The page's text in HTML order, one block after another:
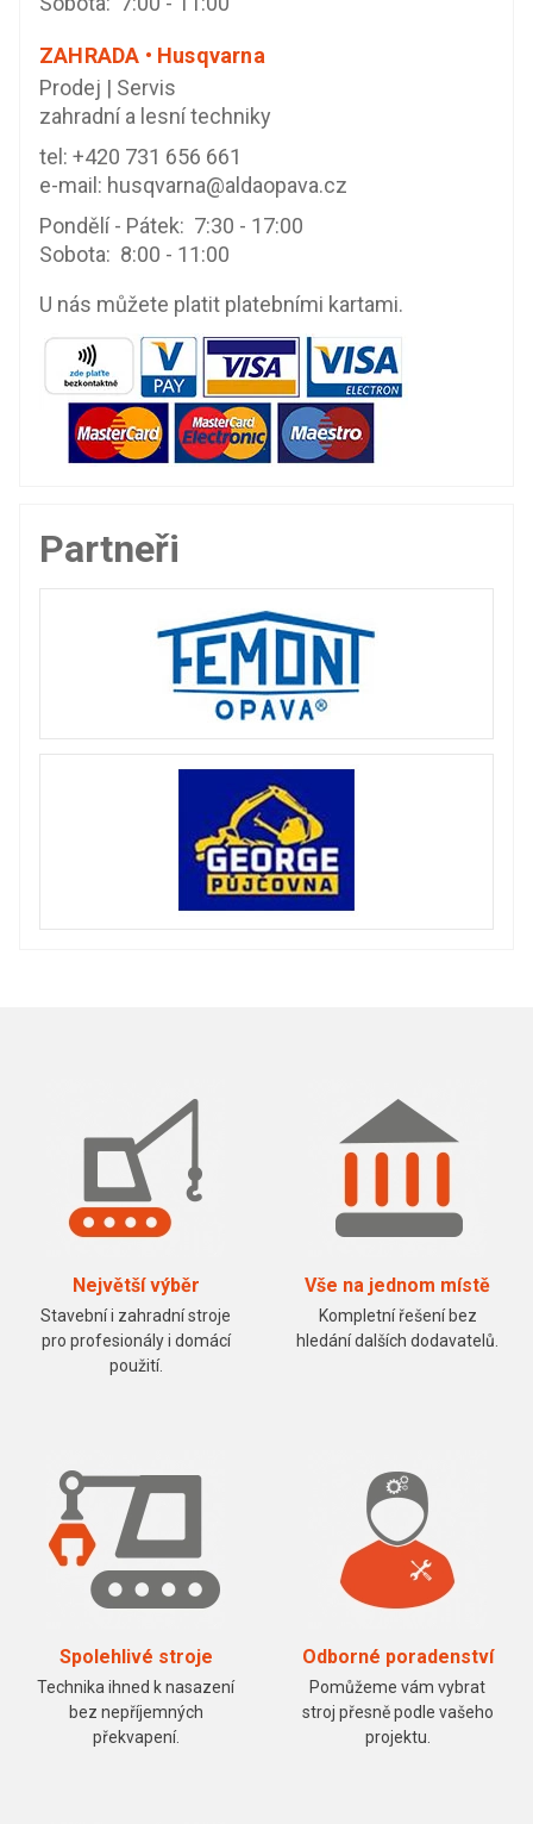
ZAHRADA • Husqvarna
Prodej | Servis
zahradní a lesní techniky
tel: +420 731 656 661
e-mail: husqvarna@aldaopava.cz
Pondělí - Pátek: 7:30 - 17:00
Sobota: 8:00 - 11:00
U nás můžete platit platebními kartami.
Partneři
Největší výběr
Stavební i zahradní stroje
pro profesionály i domácí
použití.
Vše na jednom místě
Kompletní řešení bez
hledání dalších dodavatelů.
Spolehlivé stroje
Technika ihned k nasazení
bez nepříjemných
překvapení.
Odborné poradenství
Pomůžeme vám vybrat
stroj přesně podle vašeho
projektu.